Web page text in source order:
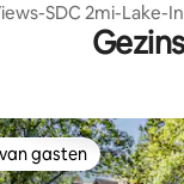
SDC 2mi-Lake-
gasten
gasten